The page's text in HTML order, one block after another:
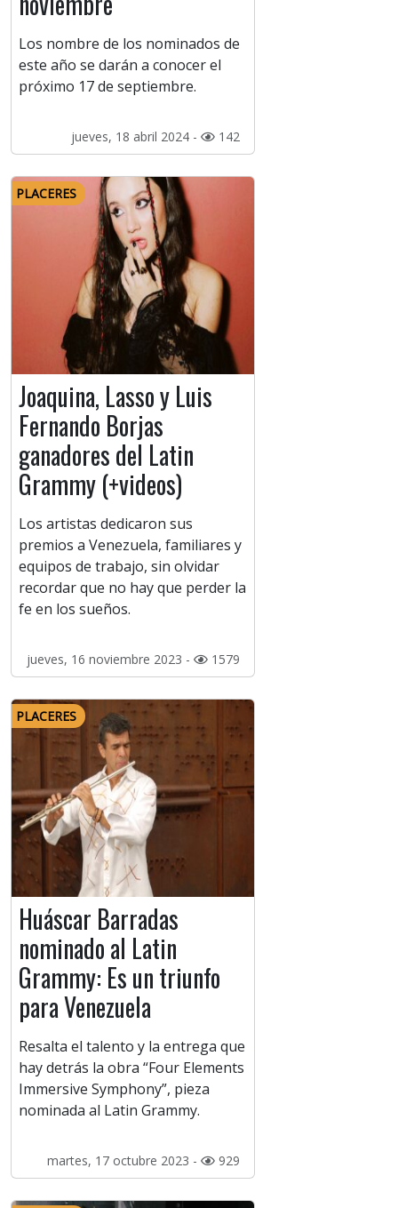
Los nombre de los nominados de
este año se darán a conocer el
próximo 17 de septiembre.
jueves, 18 abril 2024 - 142
PLACERES
Joaquina, Lasso y Luis
Fernando Borjas
ganadores del Latin
Grammy (+videos)
Los artistas dedicaron sus
premios a Venezuela, familiares y
equipos de trabajo, sin olvidar
recordar que no hay que perder la
fe en los sueños.
jueves, 16 noviembre 2023 - 1579
PLACERES
Huáscar Barradas
nominado al Latin
Grammy: Es un triunfo
para Venezuela
Resalta el talento y la entrega que
hay detrás la obra “Four Elements
Immersive Symphony”, pieza
nominada al Latin Grammy.
martes, 17 octubre 2023 - 929